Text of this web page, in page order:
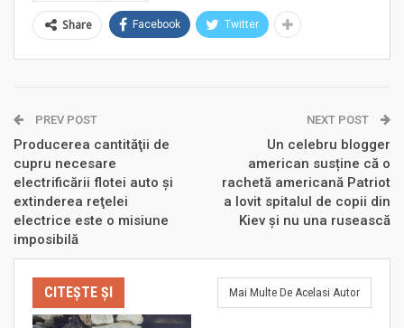
Share Facebook Twitter
PREV POST
Producerea cantităţii de
cupru necesare
electrificării flotei auto şi
extinderea reţelei
electrice este o misiune
imposibilă
NEXT POST
Un celebru blogger
american susține că o
rachetă americană Patriot
a lovit spitalul de copii din
Kiev și nu una rusească
CITEȘTE ȘI Mai Multe De Acelasi Autor